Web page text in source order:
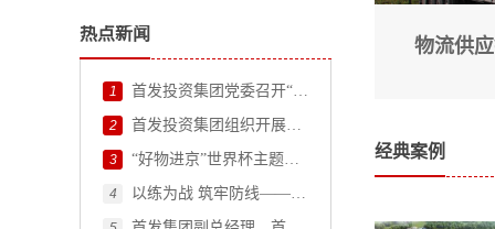
热点新闻
1 首发投资集团党委召开“两优一先”表彰大会
2 首发投资集团组织开展2026年度外部董事调研
3 “好物进京”世界杯主题活动火热进行！
4 以练为战 筑牢防线——首发投资集团开展2026年度防汛应急演练
物流供
经典案例